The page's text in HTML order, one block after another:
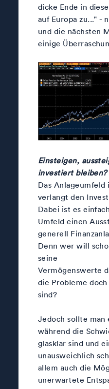
dicke Ende in
auf Europa zu..." -
und die nächsten
einige
Einsteigen,
investiert bleiben?
Das
verlangt den
Dabei ist es
Umfeld einen
generell
Denn wer will
seine
Vermögenswerte
die Probleme
sind?
Jedoch sollte man
während die
glasklar sind und
unausweichlich
allem auch die
unerwartete